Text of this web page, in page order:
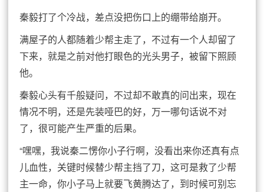
秦毅打了个冷战，差点没把伤口上的绷带给崩开。
满屋子的人都随着少帮主走了，不过有一个人却留了
下来，就是之前对他打眼色的光头男子，被留下照顾
他。
秦毅心头有千般疑问，不过却不敢真的问出来，现在
情况不明，还是先装哑巴的好，万一哪句话说不对
了，很可能产生严重的后果。
“嘿嘿，我说秦二愣你小子行啊，没看出来你还真有点
儿血性，关键时候替少帮主挡了刀，这可是救了少帮
主一命，你小子马上就要飞黄腾达了，到时候可别忘